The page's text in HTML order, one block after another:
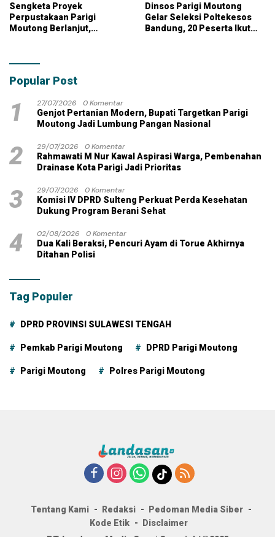
Sengketa Proyek
Perpustakaan Parigi
Moutong Berlanjut,
dengan Dana Pribadi
Dinsos Parigi Moutong
Gelar Seleksi Poltekesos
Bandung, 20 Peserta Ikut
Popular Post
1 27/07/2026
0 Komentar
Genjot Pertanian Modern, Bupati Targetkan Parigi
Moutong Jadi Lumbung Pangan Nasional
2 29/07/2026
0 Komentar
Rahmawati M Nur Kawal Aspirasi Warga, Pembenahan
Drainase Kota Parigi Jadi Prioritas
3 29/07/2026
0 Komentar
Komisi IV DPRD Sulteng Perkuat Perda Kesehatan
Dukung Program Berani Sehat
4 02/08/2026
0 Komentar
Dua Kali Beraksi, Pencuri Ayam di Torue Akhirnya
Ditahan Polisi
Tag Populer
DPRD PROVINSI SULAWESI TENGAH
Pemkab Parigi Moutong DPRD Parigi Moutong
Parigi Moutong Polres Parigi Moutong
Tentang Kami Redaksi
Pedoman Media Siber
Kode Etik
Disclaimer